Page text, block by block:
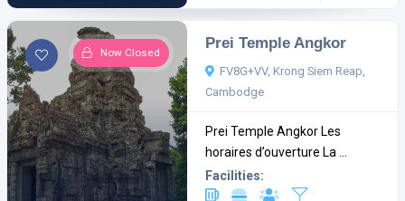
Now Closed
Prei Temple Angkor
FV8G+VV, Krong Siem Reap,
Cambodge
Prei Temple Angkor Les
horaires d’ouverture La ...
Facilities: